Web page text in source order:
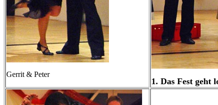
Gerrit & Peter
1. Das Fest geht